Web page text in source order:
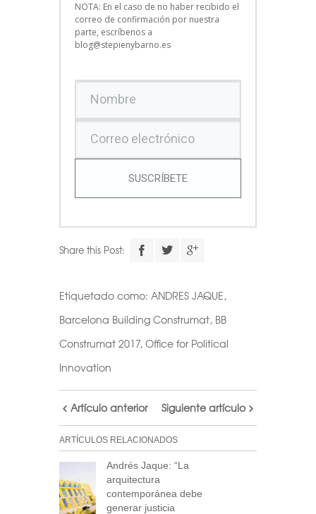
NOTA: En el caso de no haber recibido el
correo de confirmación por nuestra
parte, escríbenos a
blog@stepienybarno.es
SUSCRÍBETE
Share this Post:
Etiquetado como: ANDRES JAQUE,
Barcelona Building Construmat, BB
Construmat 2017, Office for Political
Innovation
Artículo anterior Siguiente artículo
ARTÍCULOS RELACIONADOS
Andrés Jaque: “La
arquitectura
contemporánea debe
generar justicia